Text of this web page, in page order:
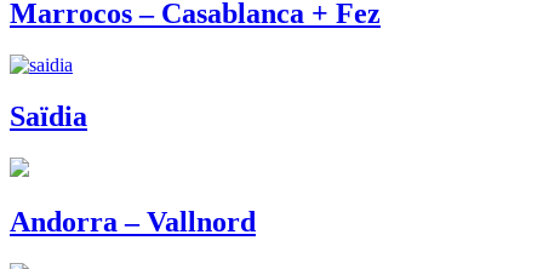
Marrocos – Casablanca + Fez
Saïdia
Andorra – Vallnord